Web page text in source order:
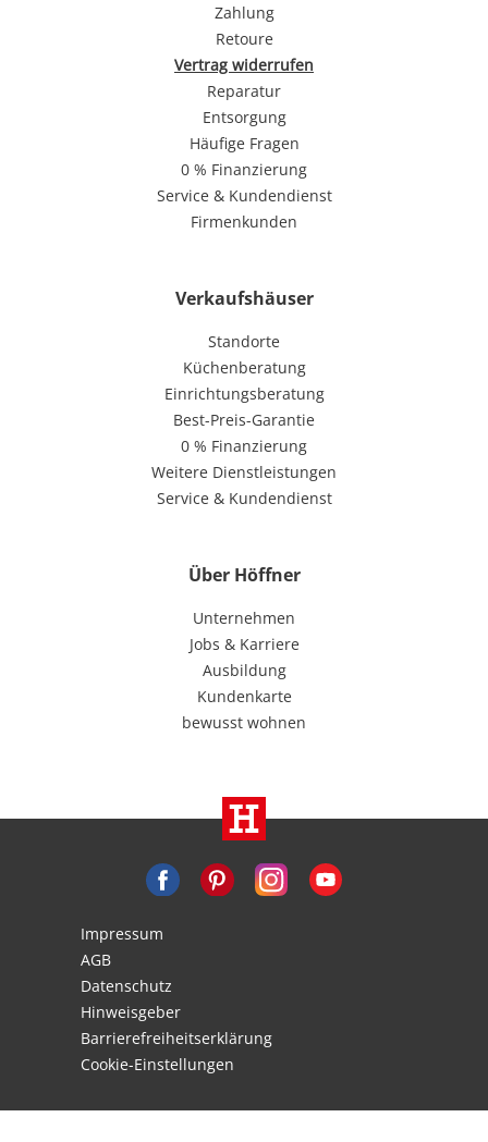
Zahlung
Retoure
Vertrag widerrufen
Reparatur
Entsorgung
Häufige Fragen
0 % Finanzierung
Service & Kundendienst
Firmenkunden
Verkaufshäuser
Standorte
Küchenberatung
Einrichtungsberatung
Best-Preis-Garantie
0 % Finanzierung
Weitere Dienstleistungen
Service & Kundendienst
Über Höffner
Unternehmen
Jobs & Karriere
Ausbildung
Kundenkarte
bewusst wohnen
Impressum
AGB
Datenschutz
Hinweisgeber
Barrierefreiheitserklärung
Cookie-Einstellungen